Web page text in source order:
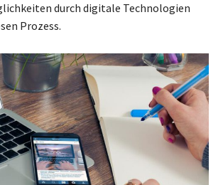
durch digitale Technologien
Prozess.